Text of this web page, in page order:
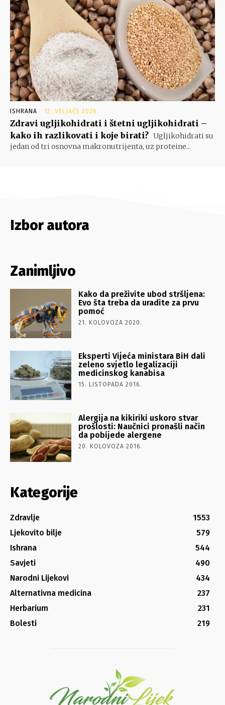
ISHRANA 12. VELJAČE 2026.
Zdravi ugljikohidrati i štetni ugljikohidrati –
kako ih razlikovati i koje birati? Ugljikohidrati su
jedan od tri osnovna makronutrijenta, uz proteine...
Izbor autora
Zanimljivo
Kako da preživite ubod stršljena:
Evo šta treba da uradite za prvu
pomoć
21. KOLOVOZA 2020.
Eksperti Vijeća ministara BiH dali
zeleno svjetlo legalizaciji
medicinskog kanabisa
15. LISTOPADA 2016.
Alergija na kikiriki uskoro stvar
prošlosti: Naučnici pronašli način
da pobijede alergene
20. KOLOVOZA 2016.
Kategorije
Zdravlje
1553
Ljekovito bilje
579
Ishrana
544
Savjeti
490
Narodni Lijekovi
434
Alternativna medicina
237
Herbarium
231
Bolesti
219